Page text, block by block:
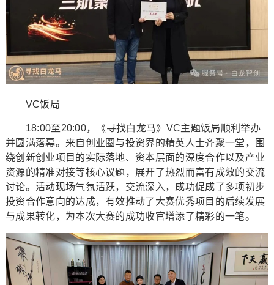
VC饭局
18:00至20:00，《寻找白龙马》VC主题饭局顺利举办
并圆满落幕。来自创业圈与投资界的精英人士齐聚一堂，围
绕创新创业项目的实际落地、资本层面的深度合作以及产业
资源的精准对接等核心议题，展开了热烈而富有成效的交流
讨论。活动现场气氛活跃，交流深入，成功促成了多项初步
投资合作意向的达成，有效推动了大赛优秀项目的后续发展
与成果转化，为本次大赛的成功收官增添了精彩的一笔。